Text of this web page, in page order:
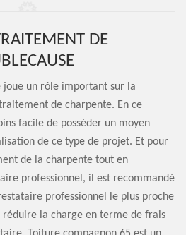
DE
un rôle important sur la
de charpente. En ce
facile de posséder un moyen
de ce type de projet. Et pour
de la charpente tout en
professionnel, il est recommandé
professionnel le plus proche
réduire la charge en terme de frais